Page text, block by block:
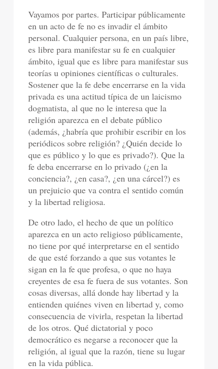
Vayamos por partes. Participar públicamente
en un acto de fe no es invadir el ámbito
personal. Cualquier persona, en un país libre,
es libre para manifestar su fe en cualquier
ámbito, igual que es libre para manifestar sus
teorías u opiniones científicas o culturales.
Sostener que la fe debe encerrarse en la vida
privada es una actitud típica de un laicismo
dogmatista, al que no le interesa que la
religión aparezca en el debate público
(además, ¿habría que prohibir escribir en los
periódicos sobre religión? ¿Quién decide lo
que es público y lo que es privado?). Que la
fe deba encerrarse en lo privado (¿en la
conciencia?, ¿en casa?, ¿en una cárcel?) es
un prejuicio que va contra el sentido común
y la libertad religiosa.
De otro lado, el hecho de que un político
aparezca en un acto religioso públicamente,
no tiene por qué interpretarse en el sentido
de que esté forzando a que sus votantes le
sigan en la fe que profesa, o que no haya
creyentes de esa fe fuera de sus votantes. Son
cosas diversas, allá donde hay libertad y la
entienden quiénes viven en libertad y, como
consecuencia de vivirla, respetan la libertad
de los otros. Qué dictatorial y poco
democrático es negarse a reconocer que la
religión, al igual que la razón, tiene su lugar
en la vida pública.